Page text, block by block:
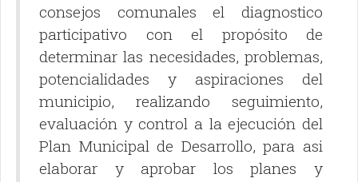
consejos comunales el diagnostico
participativo con el propósito de
determinar las necesidades, problemas,
potencialidades y aspiraciones del
municipio, realizando seguimiento,
evaluación y control a la ejecución del
Plan Municipal de Desarrollo, para asi
elaborar y aprobar los planes y